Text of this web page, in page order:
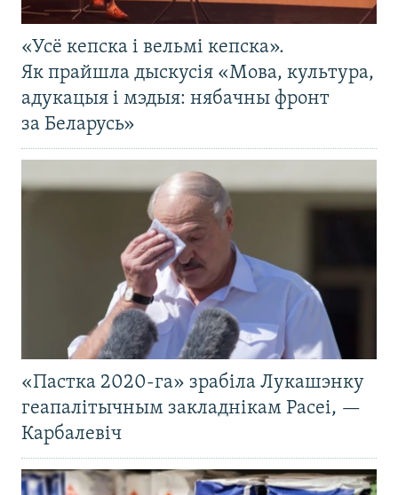
«Усё кепска і вельмі кепска».
Як прайшла дыскусія «Мова, культура,
адукацыя і мэдыя: нябачны фронт
за Беларусь»
«Пастка 2020-га» зрабіла Лукашэнку
геапалітычным закладнікам Расеі, —
Карбалевіч